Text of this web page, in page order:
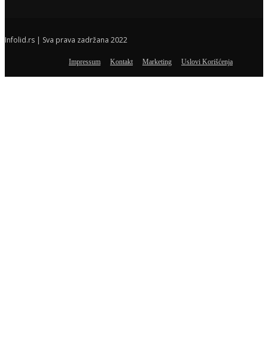
Infolid.rs | Sva prava zadržana 2022
Impressum Kontakt Marketing Uslovi Korišćenja